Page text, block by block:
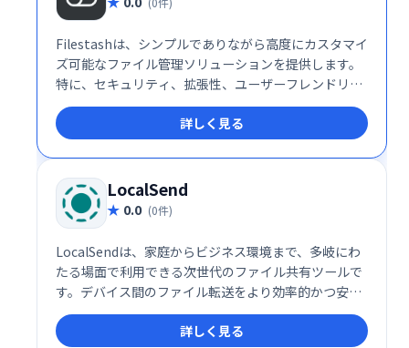
Filestashは、シンプルでありながら高度にカスタマイ
ズ可能なファイル管理ソリューションを提供します。
特に、セキュリティ、拡張性、ユーザーフレンドリー
な操作性を重視する企業にとって理想的な選択肢で
す。企業のストレージ運用を次のレベルに引き上げる
ために、Filestashの導入を検討してみてはいかがでし
ょうか。
詳しく見る
LocalSend
0.0 (0件)
LocalSendは、家庭からビジネス環境まで、多岐にわ
たる場面で利用できる次世代のファイル共有ツールで
す。デバイス間のファイル転送をより効率的かつ安全
に行いたい方に、ぜひ一度試してみていただきたいサ
ービスです。
詳しく見る